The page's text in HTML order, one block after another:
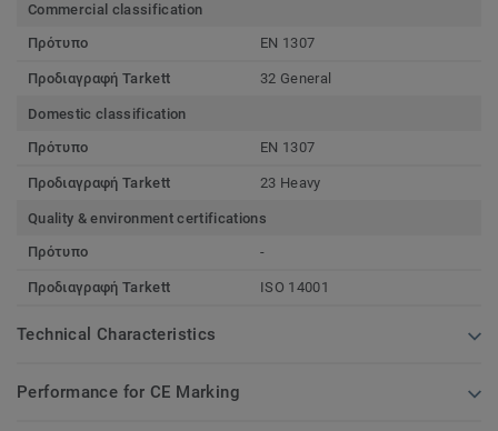
Commercial classification
Πρότυπο
EN 1307
Προδιαγραφή Tarkett 32 General
Domestic classification
Πρότυπο
EN 1307
Προδιαγραφή Tarkett 23 Heavy
Quality & environment certifications
Πρότυπο
-
Προδιαγραφή Tarkett ISO 14001
Technical Characteristics
Performance for CE Marking